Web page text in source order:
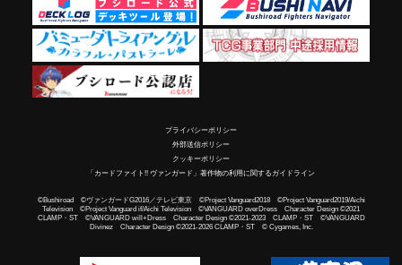
プライバシーポリシー
外部送信ポリシー
クッキーポリシー
「カードファイト!! ヴァンガード」著作物の利用に関するガイドライン
©Bushiroad ©ヴァンガードG2016／テレビ東京 ©Project Vanguard2018 ©Project Vanguard2019/Aichi
Television ©Project Vanguard if/Aichi Television ©VANGUARD overDress Character Design ©2021
CLAMP・ST ©VANGUARD will+Dress Character Design ©2021-2023 CLAMP・ST ©VANGUARD
Divinez Character Design ©2021-2026 CLAMP・ST © Cygames, Inc.